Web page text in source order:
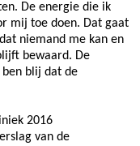
De energie die ik
mij toe doen. Dat gaat
niemand me kan en
bewaard. De
ben blij dat de
2016
van de